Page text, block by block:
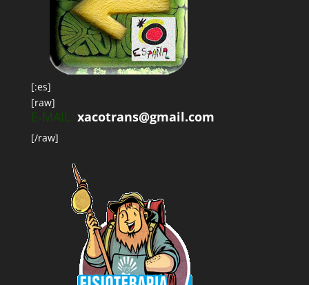
[:es]
[raw]
E-MAIL: xacotrans@gmail.com
[/raw]